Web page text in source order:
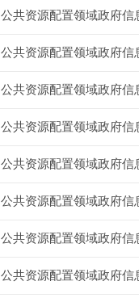
公共资源配置领域政府信
公共资源配置领域政府信
公共资源配置领域政府信
公共资源配置领域政府信
公共资源配置领域政府信
公共资源配置领域政府信
公共资源配置领域政府信
公共资源配置领域政府信